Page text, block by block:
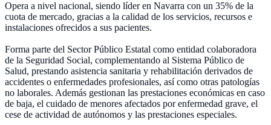
Opera a nivel nacional, siendo líder en Navarra con un 35% de la
cuota de mercado, gracias a la calidad de los servicios, recursos e
instalaciones ofrecidos a sus pacientes.
Forma parte del Sector Público Estatal como entidad colaboradora
de la Seguridad Social, complementando al Sistema Público de
Salud, prestando asistencia sanitaria y rehabilitación derivados de
accidentes o enfermedades profesionales, así como otras patologías
no laborales. Además gestionan las prestaciones económicas en caso
de baja, el cuidado de menores afectados por enfermedad grave, el
cese de actividad de autónomos y las prestaciones especiales.